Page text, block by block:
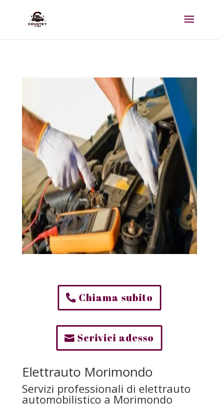
Chiama subito
Scrivici adesso
Elettrauto Morimondo
Servizi professionali di elettrauto
automobilistico a Morimondo